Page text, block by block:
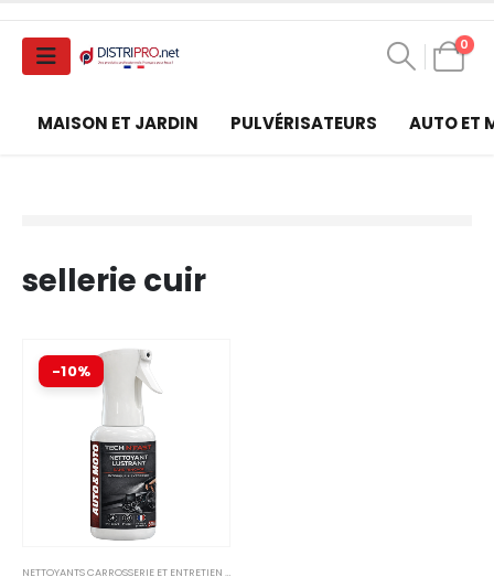
0
MAISON ET JARDIN PULVÉRISATEURS AUTO ET
sellerie cuir
-10%